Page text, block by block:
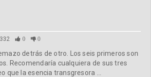
332 0 0
detrás de otro. Los seis primeros son
Recomendaría cualquiera de sus tres
que la esencia transgresora ...